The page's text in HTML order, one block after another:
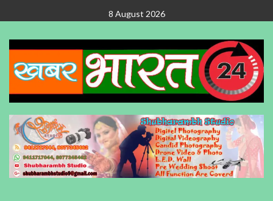
to
content
8 August 2026